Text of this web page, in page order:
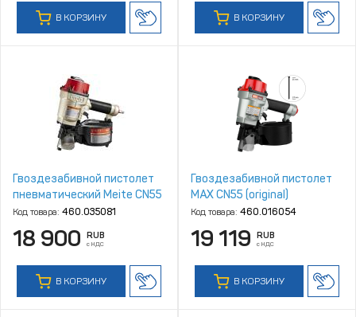
В КОРЗИНУ В КОРЗИНУ
Гвоздезабивной пистолет
пневматический Meite CN55
Код товара: 460.035081
18 900 RUB
с НДС
В КОРЗИНУ
Гвоздезабивной пистолет
MAX CN55 (original)
Код товара: 460.016054
19 119 RUB
с НДС
В КОРЗИНУ